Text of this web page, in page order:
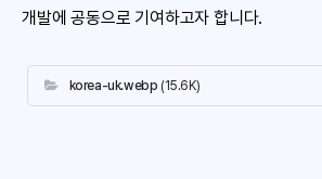
개발에 공동으로 기여하고자 합니다.
korea-uk.webp (15.6K)